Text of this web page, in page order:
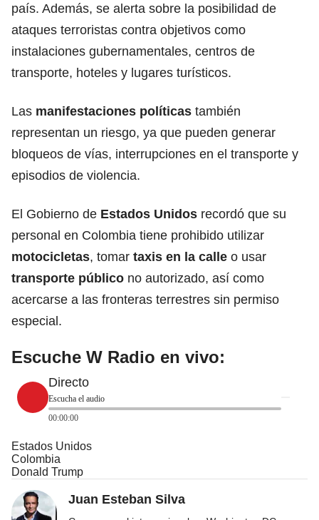
país. Además, se alerta sobre la posibilidad de
ataques terroristas contra objetivos como
instalaciones gubernamentales, centros de
transporte, hoteles y lugares turísticos.
Las manifestaciones políticas también
representan un riesgo, ya que pueden generar
bloqueos de vías, interrupciones en el transporte y
episodios de violencia.
El Gobierno de Estados Unidos recordó que su
personal en Colombia tiene prohibido utilizar
motocicletas, tomar taxis en la calle o usar
transporte público no autorizado, así como
acercarse a las fronteras terrestres sin permiso
especial.
Escuche W Radio en vivo:
Directo
Escucha el audio
00:00:00
Estados Unidos
Colombia
Donald Trump
Juan Esteban Silva